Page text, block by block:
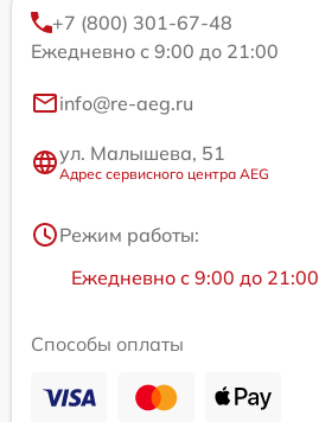
+7 (800) 301-67-48
Ежедневно с 9:00 до 21:00
info@re-aeg.ru
ул. Малышева, 51
Адрес сервисного центра AEG
Режим работы:
Ежедневно с 9:00 до 21:00
Способы оплаты